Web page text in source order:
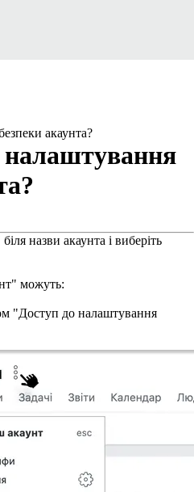
акаунта?
назви акаунта і виберіть
можуть:
"Доступ до налаштування